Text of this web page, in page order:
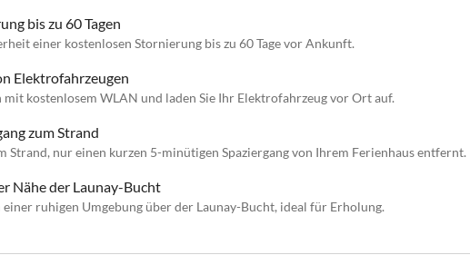
bis zu 60 Tagen
einer kostenlosen Stornierung bis zu 60 Tage vor Ankunft.
Elektrofahrzeugen
mit kostenlosem WLAN und laden Sie Ihr Elektrofahrzeug vor Ort auf.
zum Strand
Strand, nur einen kurzen 5-minütigen Spaziergang von Ihrem Ferienhaus entfernt.
Nähe der Launay-Bucht
einer ruhigen Umgebung über der Launay-Bucht, ideal für Erholung.